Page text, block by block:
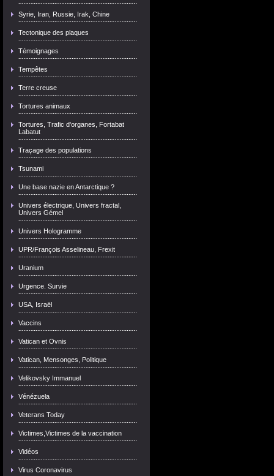
Syrie, Iran, Russie, Irak, Chine
Tectonique des plaques
Témoignages
Tempêtes
Terre creuse
Tortures animaux
Tortures, Trafic d'organes, Fortabat
Labatut
Traçage des populations
Tsunami
Une base nazie en Antarctique ?
Univers électrique, Univers fractal,
Univers Gémel
Univers Hologramme
UPR/François Asselineau, Frexit
Uranium
Urgence. Survie
USA, Israël
Vaccins
Vatican et Ovnis
Vatican, Mensonges, Politique
Velikovsky Immanuel
Vénézuela
Veterans Today
Victimes,Victimes de la vaccination
Vidéos
Virus Coronavirus